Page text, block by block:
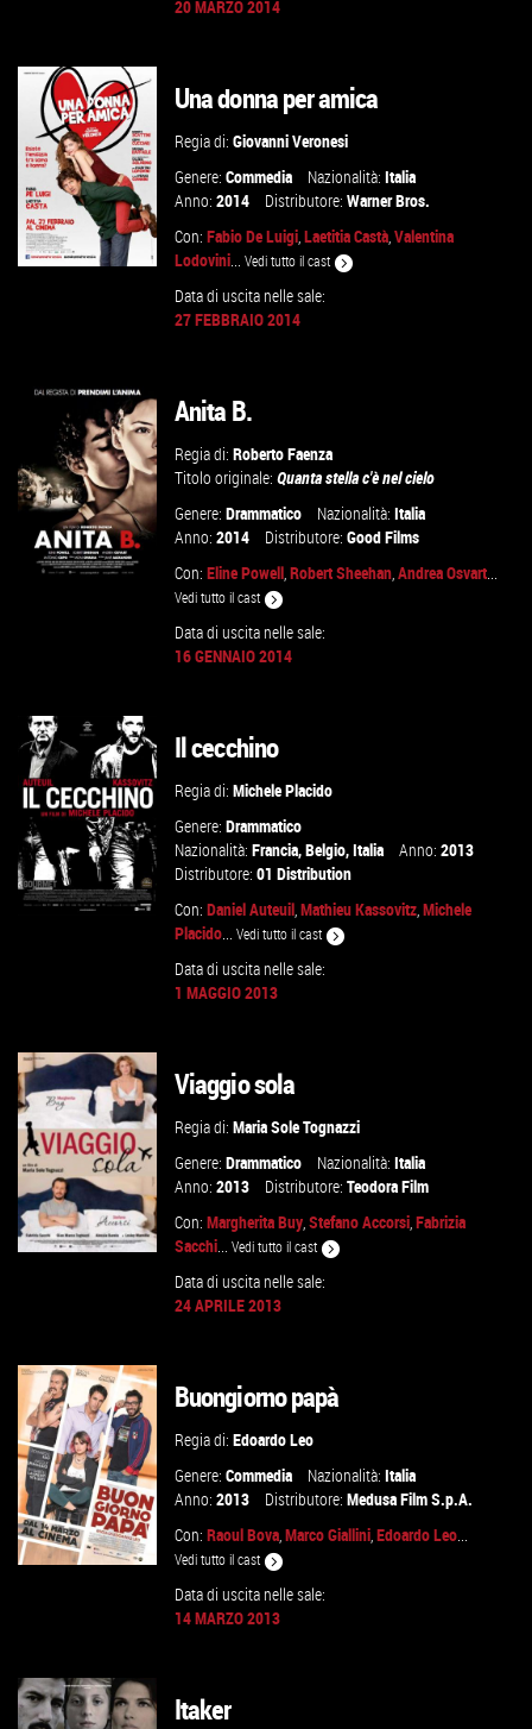
VAI ALLA SCHEDA
20 MARZO 2014
Una donna per amica
Regia di:Giovanni Veronesi
Genere:Commedia Nazionalità:Italia
Anno:2014 Distributore:Warner Bros.
Con:Fabio De Luigi,Laetitia Castà,Valentina
Lodovini...Vedi tutto il cast
Data di uscita nelle sale:
27 FEBBRAIO 2014
Anita B.
Regia di:Roberto Faenza
Titolo originale:Quanta stella c'è nel cielo
Genere:Drammatico Nazionalità:Italia
Anno:2014 Distributore:Good Films
Con:Eline Powell,Robert Sheehan,Andrea Osvart...
Vedi tutto il cast
Data di uscita nelle sale:
16 GENNAIO 2014
Il cecchino
Regia di:Michele Placido
Genere:Drammatico
Nazionalità:Francia,Belgio,Italia Anno:2013
Distributore:01 Distribution
Con:Daniel Auteuil,Mathieu Kassovitz,Michele
Placido...Vedi tutto il cast
Data di uscita nelle sale:
1 MAGGIO 2013
VAI ALLA SCHEDA
Viaggio sola
Regia di:Maria Sole Tognazzi
Genere:Drammatico Nazionalità:Italia
Anno:2013 Distributore:Teodora Film
Con:Margherita Buy,Stefano Accorsi,Fabrizia
Sacchi...Vedi tutto il cast
Data di uscita nelle sale:
24 APRILE 2013
VAI ALLA SCHEDA
Buongiorno papà
Regia di:Edoardo Leo
Genere:Commedia Nazionalità:Italia
Anno:2013 Distributore:Medusa Film S.p.A.
Con:Raoul Bova,Marco Giallini,Edoardo Leo...
Vedi tutto il cast
Data di uscita nelle sale:
14 MARZO 2013
Itaker